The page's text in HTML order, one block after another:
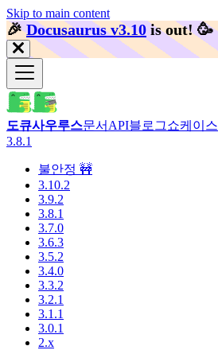
Skip to main content
🎉️Docusaurus v3.10 is out! 🥳️
도큐사우루스문서 API블로그쇼케이스
3.8.1
불안정 🚧
3.10.2
3.9.2
3.8.1
3.7.0
3.6.3
3.5.2
3.4.0
3.3.2
3.2.1
3.1.1
3.0.1
2.x